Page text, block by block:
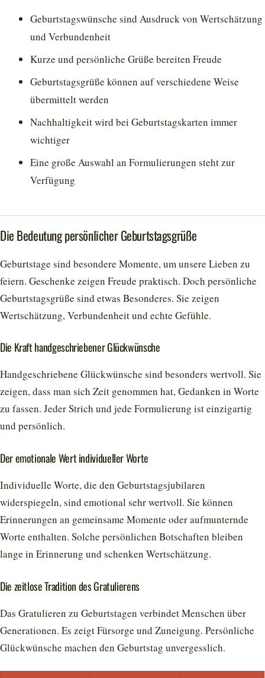
Geburtstagswünsche sind Ausdruck von Wertschätzung
und Verbundenheit
Kurze und persönliche Grüße bereiten Freude
Geburtstagsgrüße können auf verschiedene Weise
übermittelt werden
Nachhaltigkeit wird bei Geburtstagskarten immer
wichtiger
Eine große Auswahl an Formulierungen steht zur
Verfügung
Die Bedeutung persönlicher Geburtstagsgrüße
Geburtstage sind besondere Momente, um unsere Lieben zu
feiern. Geschenke zeigen Freude praktisch. Doch persönliche
Geburtstagsgrüße sind etwas Besonderes. Sie zeigen
Wertschätzung, Verbundenheit und echte Gefühle.
Die Kraft handgeschriebener Glückwünsche
Handgeschriebene Glückwünsche sind besonders wertvoll. Sie
zeigen, dass man sich Zeit genommen hat, Gedanken in Worte
zu fassen. Jeder Strich und jede Formulierung ist einzigartig
und persönlich.
Der emotionale Wert individueller Worte
Individuelle Worte, die den Geburtstagsjubilaren
widerspiegeln, sind emotional sehr wertvoll. Sie können
Erinnerungen an gemeinsame Momente oder aufmunternde
Worte enthalten. Solche persönlichen Botschaften bleiben
lange in Erinnerung und schenken Wertschätzung.
Die zeitlose Tradition des Gratulierens
Das Gratulieren zu Geburtstagen verbindet Menschen über
Generationen. Es zeigt Fürsorge und Zuneigung. Persönliche
Glückwünsche machen den Geburtstag unvergesslich.